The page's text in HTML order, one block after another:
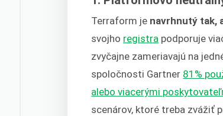
Terraform je navrhnutý tak,
svojho registra podporuje
zvyčajne zameriavajú na
spoločnosti Gartner 81%
alebo viacerými
scenárov, ktoré treba zvážiť